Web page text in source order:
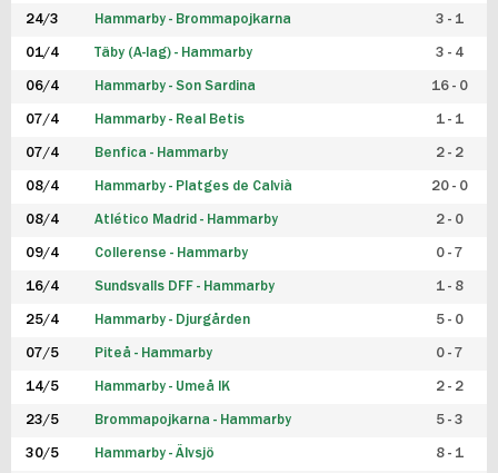
FUTSAL DAM
24/3 Hammarby - Brommapojkarna 3 - 1
01/4 Täby (A-lag) - Hammarby 3 - 4
06/4 Hammarby - Son Sardina 16 - 0
07/4 Hammarby - Real Betis 1 - 1
07/4 Benfica - Hammarby 2 - 2
08/4 Hammarby - Platges de Calvià 20 - 0
08/4 Atlético Madrid - Hammarby 2 - 0
09/4 Collerense - Hammarby 0 - 7
16/4 Sundsvalls DFF - Hammarby 1 - 8
25/4 Hammarby - Djurgården 5 - 0
07/5 Piteå - Hammarby 0 - 7
14/5 Hammarby - Umeå IK 2 - 2
23/5 Brommapojkarna - Hammarby 5 - 3
30/5 Hammarby - Älvsjö 8 - 1